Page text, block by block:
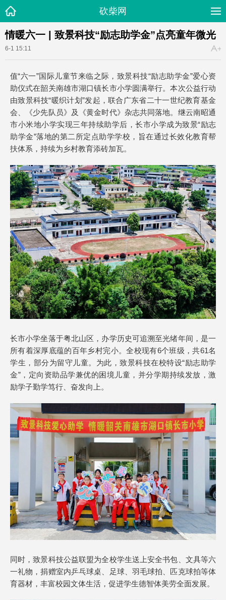
砍柴网
情暖六一 | 致景科技“励志助学金”点亮童年微光
6-1 15:11
值“六一”国际儿童节来临之际，致景科技“励志助学金”爱心资
助仪式在韶关南雄市湖口镇长市小学圆满举行。本次公益行动
由致景科技“暖织计划”发起，联合广东省二十一世纪教育基金
会、《少先队员》及《黄金时代》杂志共同落地。继云南昭通
市小米地小学实现三年持续助学后，长市小学成为致景“励志
助学金”落地的第二所定点助学学校，旨在通过长效化教育帮
扶体系，持续为乡村教育添砖加瓦。
长市小学坐落于粤北山区，办学历史可追溯至光绪年间，是一
所有着深厚底蕴的百年乡村完小。全校现有6个班级，共61名
学生，部分为留守儿童。为此，致景科技在校特设“励志助学
金”，定向资助品学兼优的困境儿童，并分学期持续发放，激
励学子勤学笃行、奋发向上。
同时，致景科技公益联盟为全校学生送上安全书包、文具等六
一礼物，捐赠室内乒乓球桌、足球、羽毛球拍、匹克球拍等体
育器材，丰富校园文体生活，促进学生德智体美劳全面发展。